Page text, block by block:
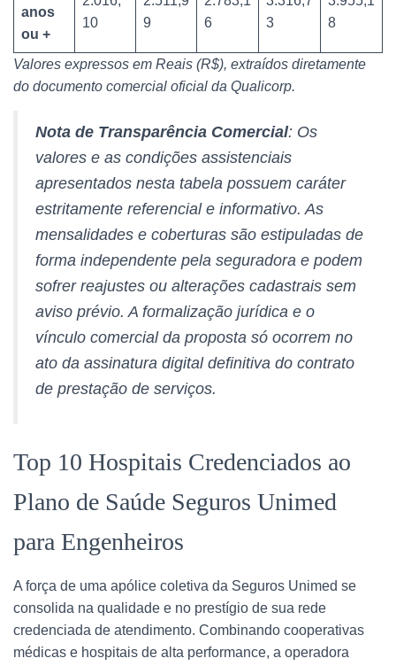
anos
ou +
10
9
6
3
8
Valores expressos em Reais (R$), extraídos diretamente
do documento comercial oficial da Qualicorp.
Nota de Transparência Comercial: Os
valores e as condições assistenciais
apresentados nesta tabela possuem caráter
estritamente referencial e informativo. As
mensalidades e coberturas são estipuladas de
forma independente pela seguradora e podem
sofrer reajustes ou alterações cadastrais sem
aviso prévio. A formalização jurídica e o
vínculo comercial da proposta só ocorrem no
ato da assinatura digital definitiva do contrato
de prestação de serviços.
Top 10 Hospitais Credenciados ao
Plano de Saúde Seguros Unimed
para Engenheiros
A força de uma apólice coletiva da Seguros Unimed se
consolida na qualidade e no prestígio de sua rede
credenciada de atendimento. Combinando cooperativas
médicas e hospitais de alta performance, a operadora